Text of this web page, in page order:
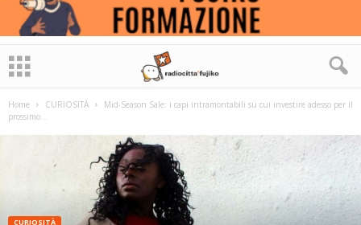
Home CURIOSITÀ
Mid-Season Sale: i capi intramontabili su cui investire adesso per il
prossimo...
CURIOSITÀ